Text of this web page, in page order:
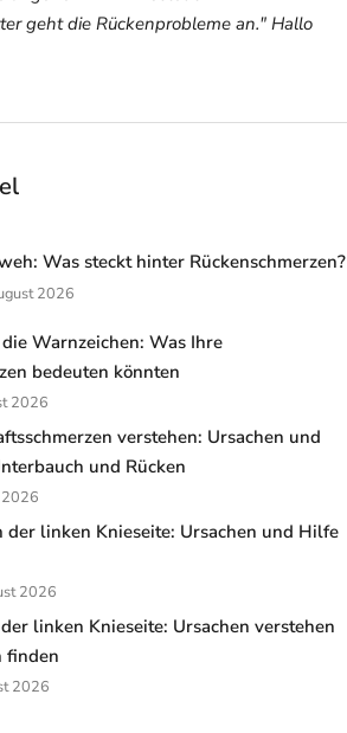
geht die Rückenprobleme an." Hallo
Was steckt hinter Rückenschmerzen?
2026
Warnzeichen: Was Ihre
bedeuten könnten
2026
verstehen: Ursachen und
und Rücken
2026
der linken Knieseite: Ursachen und Hilfe
2026
linken Knieseite: Ursachen verstehen
finden
2026